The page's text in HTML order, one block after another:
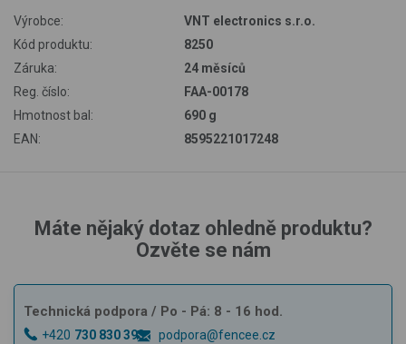
Výrobce:
VNT electronics s.r.o.
Kód produktu:
8250
Záruka:
24 měsíců
Reg. číslo:
FAA-00178
Hmotnost bal:
690 g
EAN:
8595221017248
Máte nějaký dotaz ohledně produktu?
Ozvěte se nám
Technická podpora / Po - Pá: 8 - 16 hod.
+420 730 830 393 podpora@fencee.cz